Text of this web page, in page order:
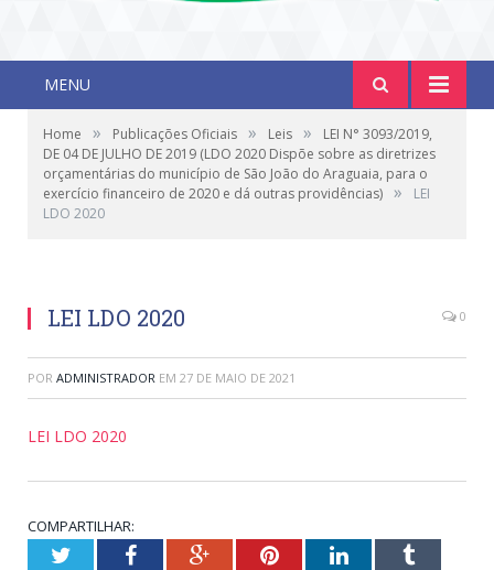
MENU
Home » Publicações Oficiais » Leis »
LEI N° 3093/2019,
DE 04 DE JULHO DE 2019 (LDO 2020 Dispõe sobre as diretrizes
orçamentárias do município de São João do Araguaia, para o
exercício financeiro de 2020 e dá outras providências) »
LEI
LDO 2020
LEI LDO 2020 0
POR ADMINISTRADOR EM 27 DE MAIO DE 2021
LEI LDO 2020
COMPARTILHAR:
TwitterFacebookGoogle+PinterestLinkedInTumblr